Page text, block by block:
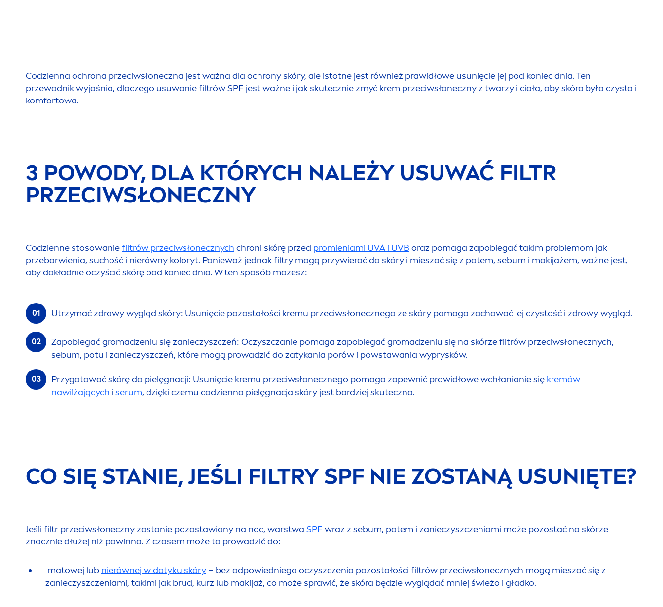
Codzienna ochrona przeciwsłoneczna jest ważna dla ochrony skóry, ale istotne jest również prawidłowe usunięcie jej pod koniec dnia. Ten
przewodnik wyjaśnia, dlaczego usuwanie filtrów SPF jest ważne i jak skutecznie zmyć krem przeciwsłoneczny z twarzy i ciała, aby skóra była czysta i
komfortowa.
3 POWODY, DLA KTÓRYCH NALEŻY USUWAĆ FILTR
PRZECIWSŁONECZNY
Codzienne stosowaniefiltrów przeciwsłonecznych chroni skórę przed promieniami UVA i UVB oraz pomaga zapobiegać takim problemom jak
przebarwienia, suchość i nierówny koloryt. Ponieważ jednak filtry mogą przywierać do skóry i mieszać się z potem, sebum i makijażem, ważne jest,
aby dokładnie oczyścić skórę pod koniec dnia. W ten sposób możesz:
Utrzymać zdrowy wygląd skóry: Usunięcie pozostałości kremu przeciwsłonecznego ze skóry pomaga zachować jej czystość i zdrowy wygląd.
Zapobiegać gromadzeniu się zanieczyszczeń: Oczyszczanie pomaga zapobiegać gromadzeniu się na skórze filtrów przeciwsłonecznych,
sebum, potu i zanieczyszczeń, które mogą prowadzić do zatykania porów i powstawania wyprysków.
Przygotować skórę do pielęgnacji: Usunięcie kremu przeciwsłonecznego pomaga zapewnić prawidłowe wchłanianie się kremów
nawilżających i serum, dzięki czemu codzienna pielęgnacja skóry jest bardziej skuteczna.
CO SIĘ STANIE, JEŚLI FILTRY SPF NIE ZOSTANĄ USUNIĘTE?
Jeśli filtr przeciwsłoneczny zostanie pozostawiony na noc, warstwa SPF wraz z sebum, potem i zanieczyszczeniami może pozostać na skórze
znacznie dłużej niż powinna. Z czasem może to prowadzić do:
matowej lub nierównej w dotyku skóry – bez odpowiedniego oczyszczenia pozostałości filtrów przeciwsłonecznych mogą mieszać się z
zanieczyszczeniami, takimi jak brud, kurz lub makijaż, co może sprawić, że skóra będzie wyglądać mniej świeżo i gładko.